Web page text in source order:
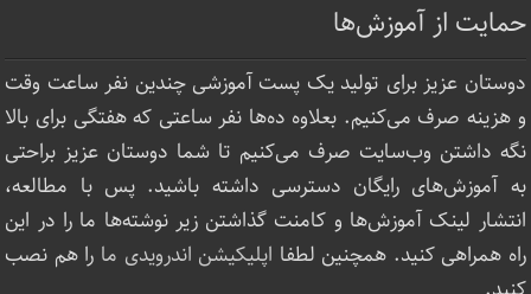
حمایت از آموزش‌ها
دوستان عزیز برای تولید یک پست آموزشی چندین نفر ساعت‌ وقت
و هزینه صرف می‌کنیم. بعلاوه ده‌ها نفر ساعتی که هفتگی برای بالا
نگه داشتن وب‌سایت صرف ‌می‌کنیم تا شما دوستان عزیز براحتی
به آموزش‌های رایگان دسترسی داشته باشید. پس با مطالعه،
انتشار لینک‌ آموزش‌ها و کامنت گذاشتن زیر نوشته‌‌ها ما را در این
راه همراهی کنید. همچنین لطفا اپلیکیشن اندرویدی ما را هم نصب